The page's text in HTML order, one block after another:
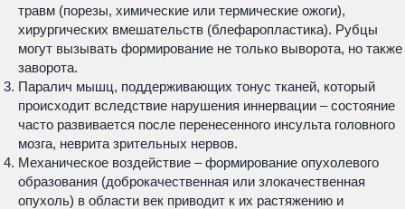
травм (порезы, химические или термические ожоги),
хирургических вмешательств (блефаропластика). Рубцы
могут вызывать формирование не только выворота, но также
заворота.
Паралич мышц, поддерживающих тонус тканей, который
происходит вследствие нарушения иннервации – состояние
часто развивается после перенесенного инсульта головного
мозга, неврита зрительных нервов.
Механическое воздействие – формирование опухолевого
образования (доброкачественная или злокачественная
опухоль) в области век приводит к их растяжению и